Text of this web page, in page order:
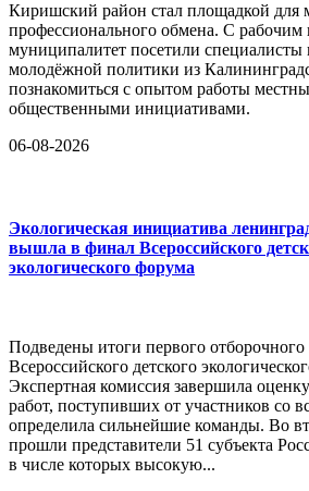
Киришский район стал площадкой для
профессионального обмена. С
муниципалитет посетили специалисты
молодёжной политики из
познакомиться с опытом работы
общественными инициативами.
06-08-2026
Экологическая инициатива
вышла в финал Всероссийского
экологического форума
Подведены итоги первого отборочного
Всероссийского детского
Экспертная комиссия завершила
работ, поступивших от участников со
определила сильнейшие команды. Во
прошли представители 51 субъекта
в числе которых высокую...